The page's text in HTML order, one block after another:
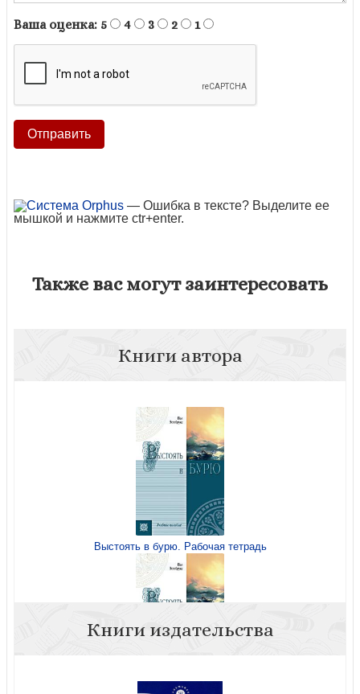
Ваша оценка: 5 4 3 2 1
— Ошибка в тексте? Выделите ее
мышкой и нажмите ctr+enter.
Также вас могут заинтересовать
Книги автора
Выстоять в бурю. Рабочая тетрадь
Книги издательства